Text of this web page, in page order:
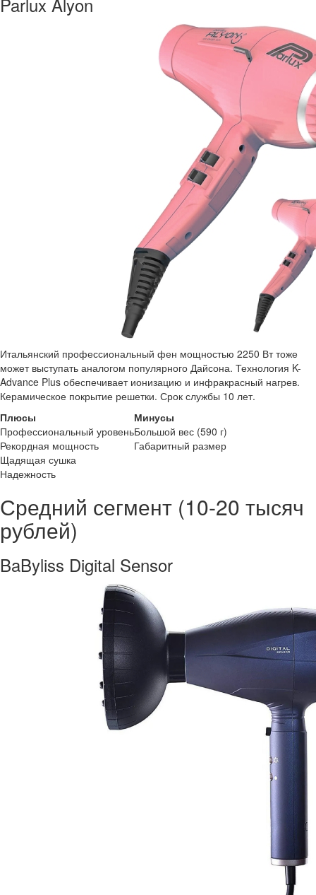
Итальянский профессиональный фен мощностью 2250 Вт тоже
может выступать аналогом популярного Дайсона. Технология K-
Advance Plus обеспечивает ионизацию и инфракрасный нагрев.
Керамическое покрытие решетки. Срок службы 10 лет.
Плюсы
Минусы
Профессиональный уровеньБольшой вес (590 г)
Рекордная мощность
Габаритный размер
Щадящая сушка
Надежность
Средний сегмент (10-20 тысяч
рублей)
BaByliss Digital Sensor